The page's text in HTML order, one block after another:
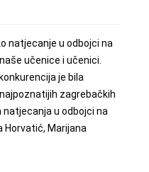
natjecanje u odbojci na
učenice i učenici.
je bila
zagrebačkih
u odbojci na
Horvatić, Marijana